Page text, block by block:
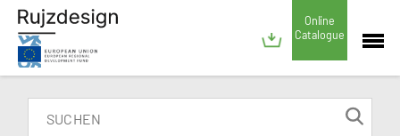
Online
Catalogue